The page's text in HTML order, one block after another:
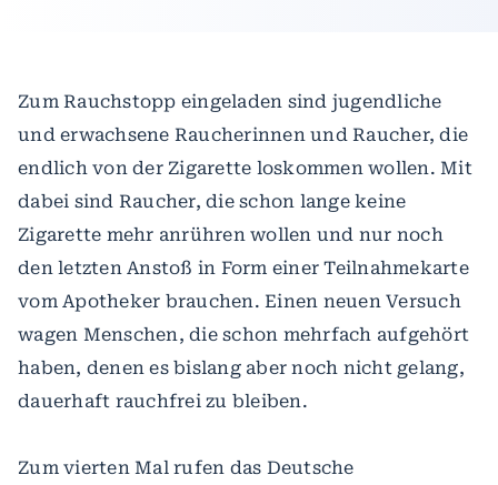
Zum Rauchstopp eingeladen sind jugendliche
und erwachsene Raucherinnen und Raucher, die
endlich von der Zigarette loskommen wollen. Mit
dabei sind Raucher, die schon lange keine
Zigarette mehr anrühren wollen und nur noch
den letzten Anstoß in Form einer Teilnahmekarte
vom Apotheker brauchen. Einen neuen Versuch
wagen Menschen, die schon mehrfach aufgehört
haben, denen es bislang aber noch nicht gelang,
dauerhaft rauchfrei zu bleiben.
Zum vierten Mal rufen das Deutsche